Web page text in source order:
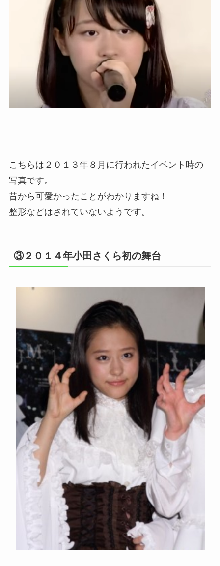
こちらは２０１３年８月に行われたイベント時の
写真です。
昔から可愛かったことがわかりますね！
整形などはされていないようです。
③２０１４年小田さくら初の舞台